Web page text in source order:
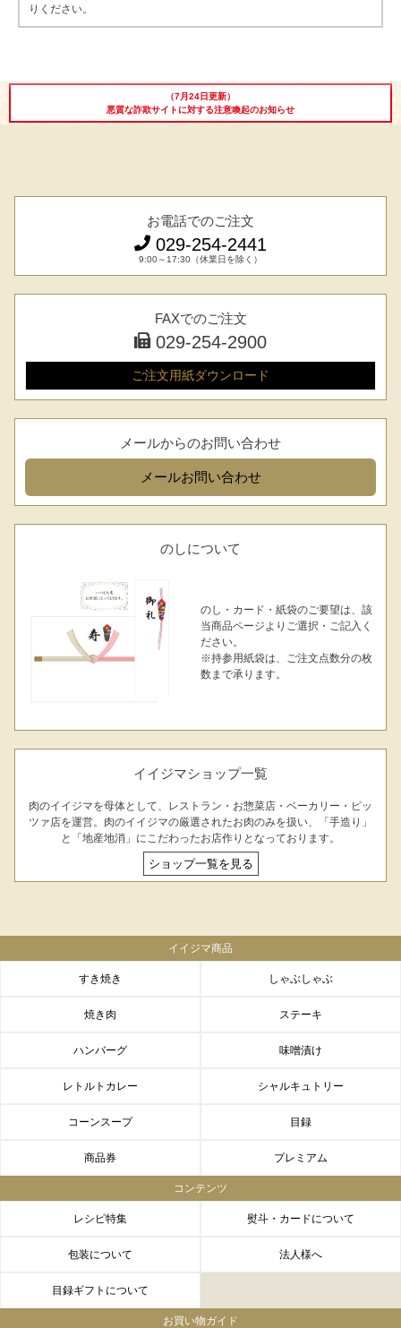
りください。
（7月24日更新）
悪質な詐欺サイトに対する注意喚起のお知らせ
お電話でのご注文
029-254-2441
9:00～17:30（休業日を除く）
FAXでのご注文
029-254-2900
ご注文用紙ダウンロード
メールからのお問い合わせ
メールお問い合わせ
のしについて
のし・カード・紙袋のご要望は、該
当商品ページよりご選択・ご記入く
ださい。
※持参用紙袋は、ご注文点数分の枚
数まで承ります。
イイジマショップ一覧
肉のイイジマを母体として、レストラン・お惣菜店・ベーカリー・ピッ
ツァ店を運営。肉のイイジマの厳選されたお肉のみを扱い、「手造り」
と「地産地消」にこだわったお店作りとなっております。
ショップ一覧を見る
イイジマ商品
すき焼き しゃぶしゃぶ
焼き肉 ステーキ
ハンバーグ 味噌漬け
レトルトカレー シャルキュトリー
コーンスープ 目録
商品券 プレミアム
コンテンツ
レシピ特集 熨斗・カードについて
包装について 法人様へ
目録ギフトについて
お買い物ガイド